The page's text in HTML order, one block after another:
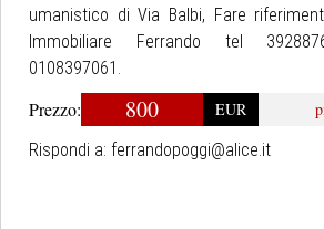
umanistico di Via Balbi, Fare
Immobiliare Ferrando tel
0108397061.
Prezzo: 800 EUR
Rispondi a: ferrandopoggi@alice.it